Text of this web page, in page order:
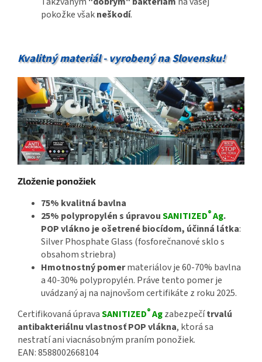
pokožke všakneškodí.
Kvalitný materiál - vyrobený na Slovensku!
Zloženie ponožiek
75% kvalitná bavlna
25% polypropylén s úpravouSANITIZED®Ag.
POP vlákno je ošetrené biocídom, účinná látka:
Silver Phosphate Glass (fosforečnanové sklo s
obsahom striebra)
Hmotnostný pomermateriálov je 60-70% bavlna
a 40-30% polypropylén. Práve tento pomer je
uvádzaný aj na najnovšom certifikáte z roku 2025.
Certifikovaná úpravaSANITIZED®Agzabezpečítrvalú
antibakteriálnu vlastnosť POP vlákna, ktorá sa
nestratí ani viacnásobným praním ponožiek.
EAN: 8588002668104